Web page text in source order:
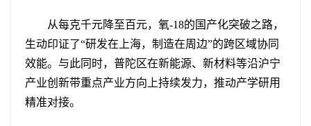
从每克千元降至百元，氧-18的国产化突破之路，
生动印证了“研发在上海，制造在周边”的跨区域协同
效能。与此同时，普陀区在新能源、新材料等沿沪宁
产业创新带重点产业方向上持续发力，推动产学研用
精准对接。